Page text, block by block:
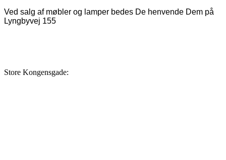
Ved salg af møbler og lamper bedes De henvende Dem på
Lyngbyvej 155
Store Kongensgade: